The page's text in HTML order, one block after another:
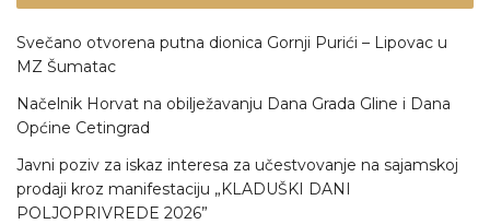
Svečano otvorena putna dionica Gornji Purići – Lipovac u
MZ Šumatac
Načelnik Horvat na obilježavanju Dana Grada Gline i Dana
Općine Cetingrad
Javni poziv za iskaz interesa za učestvovanje na sajamskoj
prodaji kroz manifestaciju „KLADUŠKI DANI
POLJOPRIVREDE 2026”